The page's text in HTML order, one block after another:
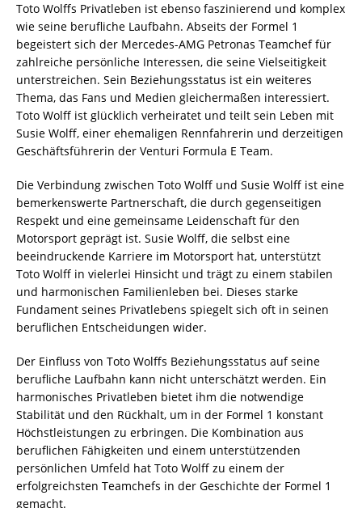
Toto Wolffs Privatleben ist ebenso faszinierend und komplex
wie seine berufliche Laufbahn. Abseits der Formel 1
begeistert sich der Mercedes-AMG Petronas Teamchef für
zahlreiche persönliche Interessen, die seine Vielseitigkeit
unterstreichen. Sein Beziehungsstatus ist ein weiteres
Thema, das Fans und Medien gleichermaßen interessiert.
Toto Wolff ist glücklich verheiratet und teilt sein Leben mit
Susie Wolff, einer ehemaligen Rennfahrerin und derzeitigen
Geschäftsführerin der Venturi Formula E Team.
Die Verbindung zwischen Toto Wolff und Susie Wolff ist eine
bemerkenswerte Partnerschaft, die durch gegenseitigen
Respekt und eine gemeinsame Leidenschaft für den
Motorsport geprägt ist. Susie Wolff, die selbst eine
beeindruckende Karriere im Motorsport hat, unterstützt
Toto Wolff in vielerlei Hinsicht und trägt zu einem stabilen
und harmonischen Familienleben bei. Dieses starke
Fundament seines Privatlebens spiegelt sich oft in seinen
beruflichen Entscheidungen wider.
Der Einfluss von Toto Wolffs Beziehungsstatus auf seine
berufliche Laufbahn kann nicht unterschätzt werden. Ein
harmonisches Privatleben bietet ihm die notwendige
Stabilität und den Rückhalt, um in der Formel 1 konstant
Höchstleistungen zu erbringen. Die Kombination aus
beruflichen Fähigkeiten und einem unterstützenden
persönlichen Umfeld hat Toto Wolff zu einem der
erfolgreichsten Teamchefs in der Geschichte der Formel 1
gemacht.